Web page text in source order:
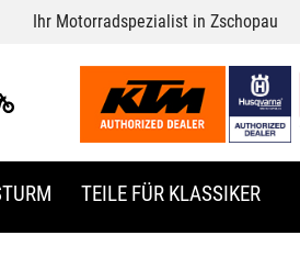
Ihr Motorradspezialist in Zschopau
TEILE FÜR KLASSIKER